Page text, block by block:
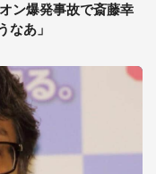
ン爆発事故で斎藤幸
なあ」